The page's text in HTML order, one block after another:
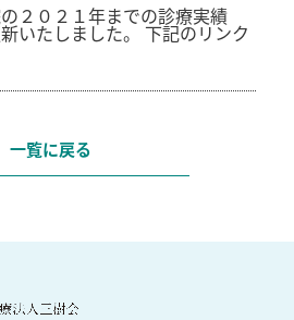
２０２１年までの診療実績
いたしました。 下記のリンク
一覧に戻る